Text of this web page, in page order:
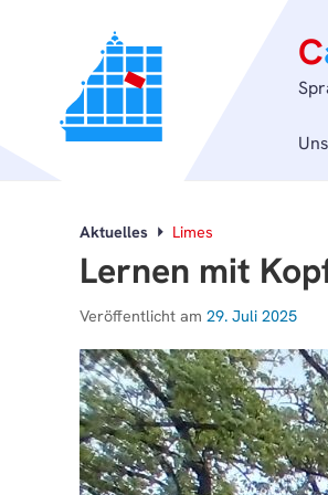
C
Aktuelles Limes
Lernen mit
Veröffentlicht am 29. Juli 2025